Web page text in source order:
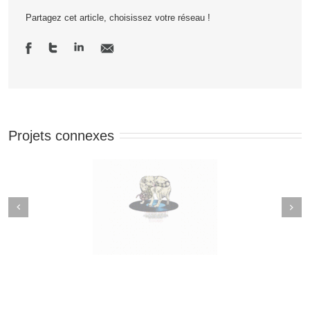
Partagez cet article, choisissez votre réseau !
Projets connexes
Next